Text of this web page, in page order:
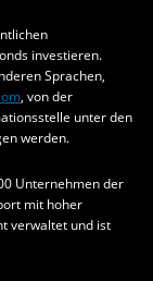
investieren.
Sprachen,
, von der
unter den
werden.
Unternehmen der
mit hoher
verwaltet und ist